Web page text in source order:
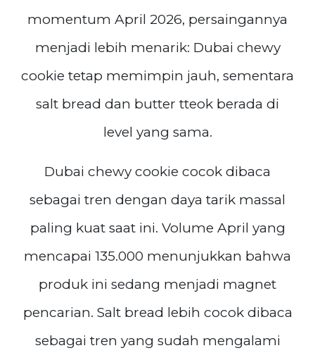
momentum April 2026, persaingannya
menjadi lebih menarik: Dubai chewy
cookie tetap memimpin jauh, sementara
salt bread dan butter tteok berada di
level yang sama.
Dubai chewy cookie cocok dibaca
sebagai tren dengan daya tarik massal
paling kuat saat ini. Volume April yang
mencapai 135.000 menunjukkan bahwa
produk ini sedang menjadi magnet
pencarian. Salt bread lebih cocok dibaca
sebagai tren yang sudah mengalami